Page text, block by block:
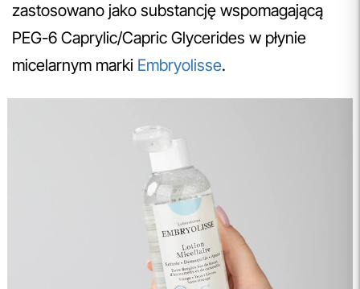
zastosowano jako substancję wspomagającą
PEG-6 Caprylic/Capric Glycerides w płynie
micelarnym marki Embryolisse.